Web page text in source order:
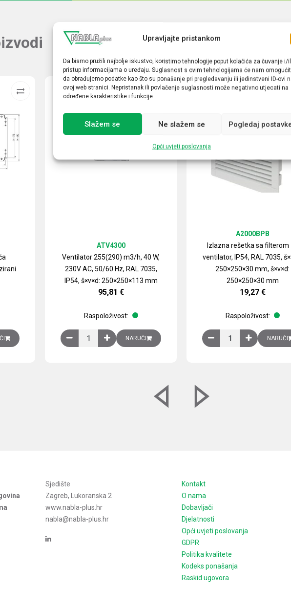
Upravljajte pristankom
Da bismo pružili najbolje iskustvo, koristimo tehnologije poput kolačića za čuvanje i/
pristup informacijama o uređaju. Suglasnost s ovim tehnologijama će nam
da obrađujemo podatke kao što su ponašanje pri pregledavanju ili jedinstveni ID-ovi
ovoj web stranici. Nepristanak ili povlačenje suglasnosti može negativno utjecati na
određene karakteristike i funkcije.
Slažem se Ne slažem se Pogledaj
Opći uvjeti poslovanja
V1000xŠ800mm, galvanizirani čelični lim količina
Ventilator 255(290) m3/h, 40 W,
230V AC, 50/60 Hz, RAL 7035,
IP54, š×v×d: 250×250×113 mm
ATV4300
95,81 €
Raspoloživost:
Ventilator 255(290) m3/h, 40 W, 230V AC, 50/60 Hz, RAL 7035,
NARUČI
Izlazna rešetka sa filterom
ventilator, IP54, RAL 7035,
250×250×30 mm, š×v×d:
250×250×30 mm
A2000BPB
19,27 €
Raspoloživost:
Izlazna rešetka saNARUČI
Sjedište
Zagreb, Lukoranska 2
www.nabla-plus.hr
nabla@nabla-plus.hr
Kontakt
O nama
Dobavljači
Djelatnosti
Opći uvjeti poslovanja
GDPR
Politika kvalitete
Kodeks ponašanja
Raskid ugovora